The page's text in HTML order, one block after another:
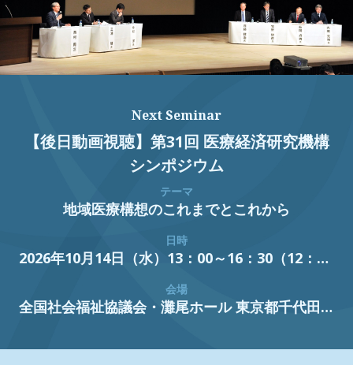
Next Seminar
【後日動画視聴】第31回 医療経済研究機構
シンポジウム
テーマ
地域医療構想のこれまでとこれから
日時
2026年10月14日（水）13：00～16：30（12：30開場）
会場
全国社会福祉協議会・灘尾ホール東京都千代田区霞が関3丁目3番2号新霞が関ビル